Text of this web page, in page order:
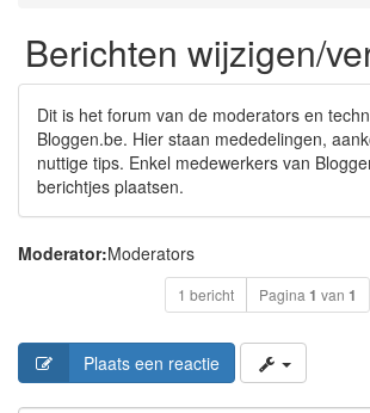
Berichten wijzigen/
Dit is het forum van de moderators en
Bloggen.be. Hier staan mededelingen,
nuttige tips. Enkel medewerkers van
berichtjes plaatsen.
Moderator:Moderators
1 bericht Pagina 1 van 1
Plaats een reactie